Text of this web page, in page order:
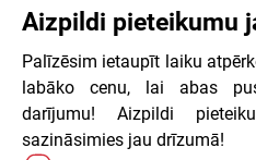
Aizpildi pieteikumu
Palīzēsim ietaupīt laiku
labāko cenu, lai abas
darījumu! Aizpildi
sazināsimies jau drīzumā!